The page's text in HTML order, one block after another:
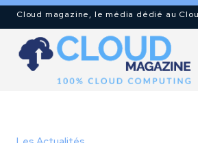
Cloud magazine, le média dédié au